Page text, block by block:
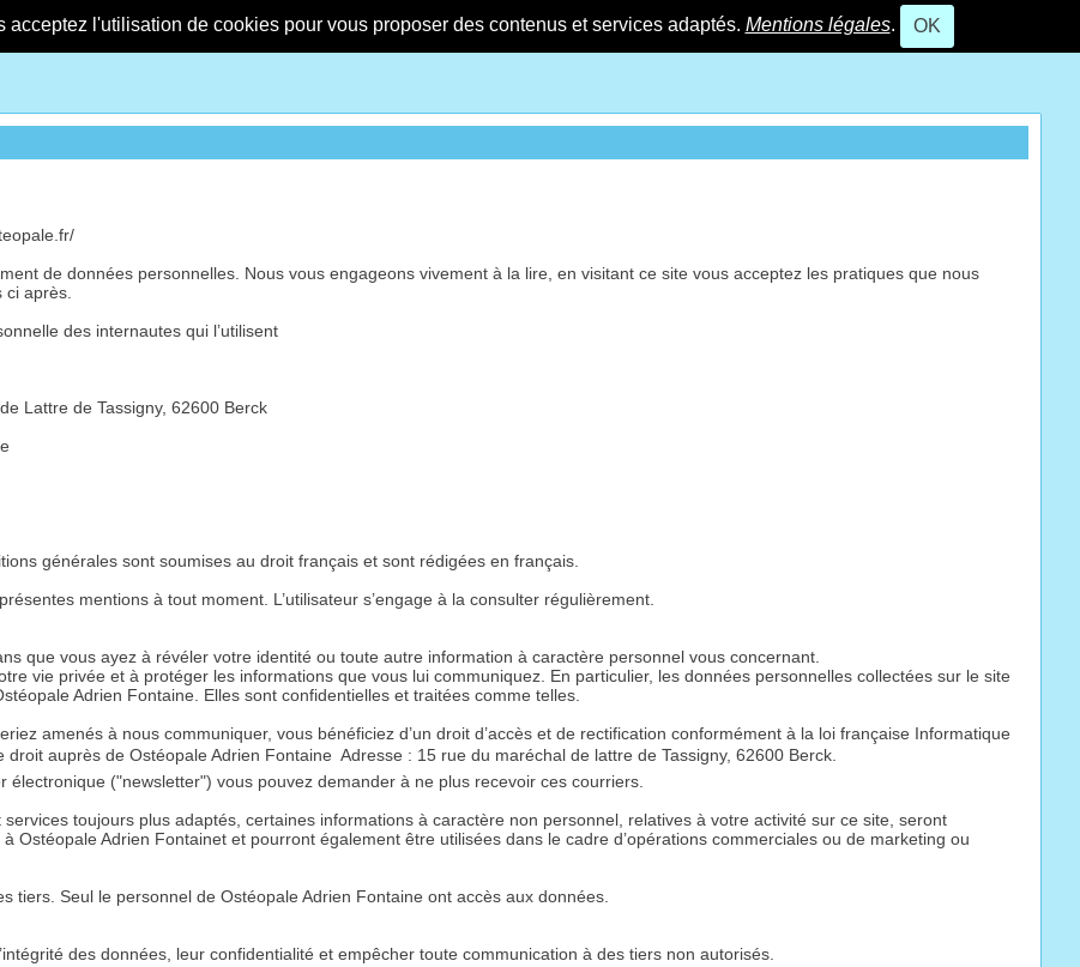
l'utilisation de cookies pour vous proposer des contenus et services adaptés. Mentions légales. OK
de données personnelles. Nous vous engageons vivement à la lire, en visitant ce site vous acceptez les pratiques que nous
après.
des internautes qui l’utilisent
Lattre de Tassigny, 62600 Berck
générales sont soumises au droit français et sont rédigées en français.
mentions à tout moment. L’utilisateur s’engage à la consulter régulièrement.
que vous ayez à révéler votre identité ou toute autre information à caractère personnel vous concernant.
vie privée et à protéger les informations que vous lui communiquez. En particulier, les données personnelles collectées sur le site
Adrien Fontaine. Elles sont confidentielles et traitées comme telles.
amenés à nous communiquer, vous bénéficiez d’un droit d’accès et de rectification conformément à la loi française Informatique
auprès de Ostéopale Adrien Fontaine  Adresse : 15 rue du maréchal de lattre de Tassigny, 62600 Berck.
("newsletter") vous pouvez demander à ne plus recevoir ces courriers.
toujours plus adaptés, certaines informations à caractère non personnel, relatives à votre activité sur ce site, seront
Ostéopale Adrien Fontainet et pourront également être utilisées dans le cadre d’opérations commerciales ou de marketing ou
tiers. Seul le personnel de Ostéopale Adrien Fontaine ont accès aux données.
des données, leur confidentialité et empêcher toute communication à des tiers non autorisés.